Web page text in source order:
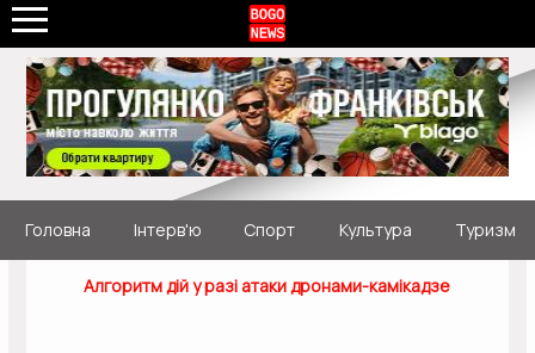
Головна Інтерв'ю Спорт Культура Туризм
Алгоритм дій у разі атаки дронами-камікадзе